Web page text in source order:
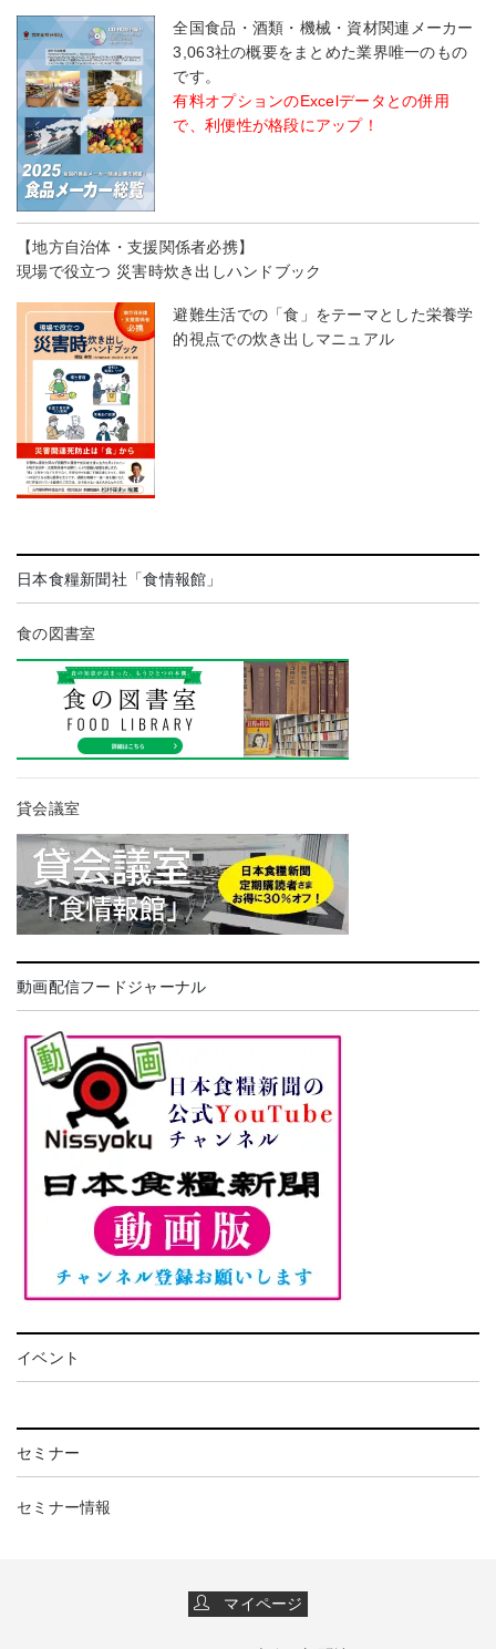
全国食品・酒類・機械・資材関連メーカー
3,063社の概要をまとめた業界唯一のもの
です。
有料オプションのExcelデータとの併用
で、利便性が格段にアップ！
【地方自治体・支援関係者必携】
現場で役立つ 災害時炊き出しハンドブック
避難生活での「食」をテーマとした栄養学
的視点での炊き出しマニュアル
日本食糧新聞社「食情報館」
食の図書室
貸会議室
動画配信フードジャーナル
イベント
セミナー
セミナー情報
マイページ